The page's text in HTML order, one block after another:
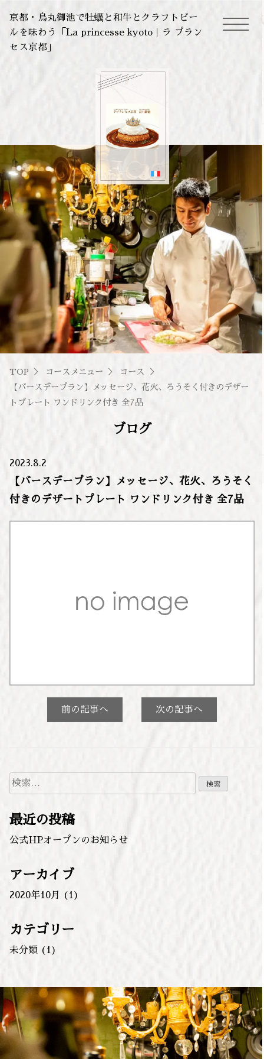
京都・烏丸御池で牡蠣と和牛とクラフトビー
ルを味わう「La princesse kyoto｜ラ プラン
セス京都」
TOP コースメニュー
コース
【バースデープラン】メッセージ、花火、ろうそく付きのデザー
トプレート ワンドリンク付き 全7品
ブログ
2023.8.2
【バースデープラン】メッセージ、花火、ろうそく
付きのデザートプレート ワンドリンク付き 全7品
前の記事へ 次の記事へ
検
索:
最近の投稿
公式HPオープンのお知らせ
アーカイブ
2020年10月 (1)
カテゴリー
未分類(1)